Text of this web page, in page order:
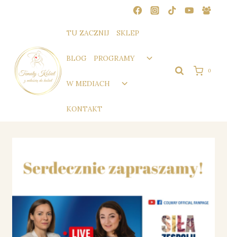
TU ZACZNIJ SKLEP
BLOG PROGRAMY
Przełącz
podrzędne
W MEDIACH
Przełącz
KONTAKT
0